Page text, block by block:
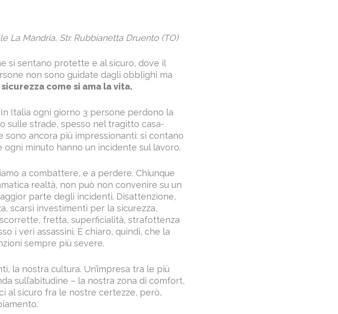
La Mandria, Str. Rubbianetta Druento (TO)
si sentano protette e al sicuro, dove il
non sono guidate dagli obblighi ma
sicurezza come si ama la vita.
Italia ogni giorno 3 persone perdono la
sulle strade, spesso nel tragitto casa-
sono ancora più impressionanti: si contano
minuto hanno un incidente sul lavoro.
a combattere, e a perdere. Chiunque
realtà, non può non convenire su un
parte degli incidenti. Disattenzione,
scarsi investimenti per la sicurezza,
fretta, superficialità, strafottenza
i veri assassini. È chiaro, quindi, che la
sempre più severe.
la nostra cultura. Un’impresa tra le più
sull’abitudine – la nostra zona di comfort,
al sicuro fra le nostre certezze, però,